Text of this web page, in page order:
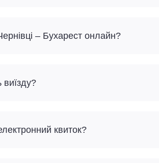
– Бухарест онлайн?
виїзду?
квиток?